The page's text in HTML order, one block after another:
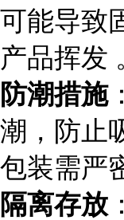
可能导致
产品挥发
防潮措施
潮，防止
包装需严
隔离存放